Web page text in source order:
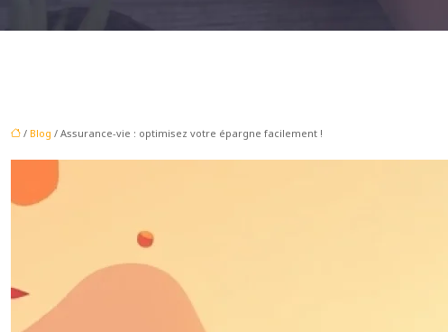
/ Blog / Assurance-vie : optimisez votre épargne facilement !